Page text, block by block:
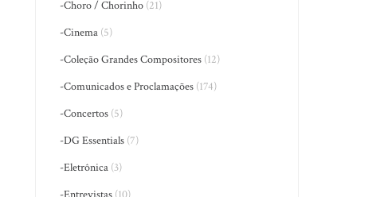
-Choro / Chorinho (21)
-Cinema (5)
-Coleção Grandes Compositores (12)
-Comunicados e Proclamações (174)
-Concertos (5)
-DG Essentials (7)
-Eletrônica (3)